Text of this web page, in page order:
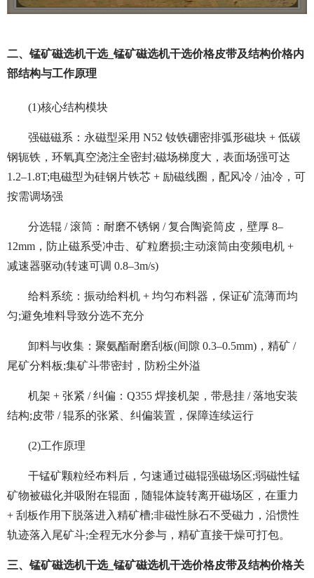
二、锰矿磁选机干选_锰矿磁选机干选价格皮带及结构价格内
部结构与工作原理
(1)核心结构模块
强磁磁系：永磁型采用 N52 钕铁硼密排弧形磁块 + 低碳
钢轭铁，环氧真空浇注全密封;磁场梯度大，表面场强可达
1.2–1.8T;电磁型为硅钢片铁芯 + 励磁线圈，配风冷 / 油冷，可
按需调场强
分选辊 / 滚筒：耐磨不锈钢 / 复合陶瓷筒皮，壁厚 8–
12mm，防止磁系受冲击、矿粒磨损;主动滚筒由变频电机 +
减速器驱动(转速可调 0.8–3m/s)
给料系统：振动给料机 + 均匀布料器，保证矿流薄而均
匀;避免堆料导致分选不充分
卸料与收集：聚氨酯耐磨刮板(间隙 0.3–0.5mm)，精矿 /
尾矿分料板;集矿斗带密封，防粉尘外溢
机架 + 张紧 / 纠偏：Q355 焊接机架，带悬挂 / 落地安装
结构;皮带 / 辊系的张紧、纠偏装置，保障连续运行
(2)工作原理
干锰矿颗粒经布料后，匀速通过磁辊强磁场区;弱磁性锰
矿物被磁化并吸附在辊面，随辊体旋转离开磁场区，在重力
+ 刮板作用下脱落进入精矿槽;非磁性脉石不受磁力，沿惯性
轨迹落入尾矿斗;全程无水分参与，精矿直接干燥可打包。
三、锰矿磁选机干选_锰矿磁选机干选价格皮带及结构价格关